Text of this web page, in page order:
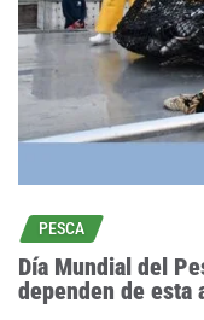
PESCA
Día Mundial del
dependen de esta